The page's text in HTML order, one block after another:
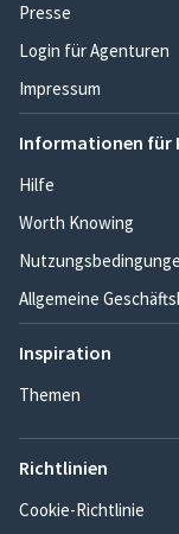
Presse
Login für Agenturen
Impressum
Informationen für
Hilfe
Worth Knowing
Allgemeine
Inspiration
Themen
Richtlinien
Cookie-Richtlinie